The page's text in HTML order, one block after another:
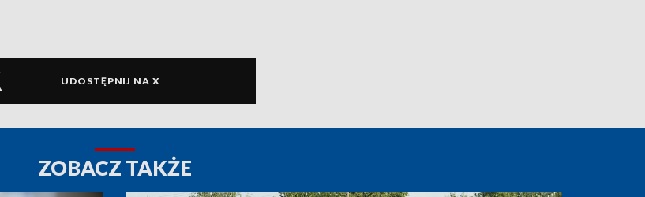
UDOSTĘPNIJ NA X
ZOBACZ TAKŻE